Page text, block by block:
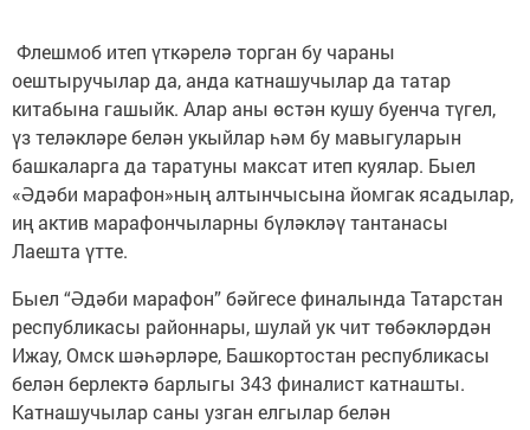
Флешмоб итеп үткәрелә торган бу чараны
оештыручылар да, анда катнашучылар да татар
китабына гашыйк. Алар аны өстән кушу буенча түгел,
үз теләкләре белән укыйлар һәм бу мавыгуларын
башкаларга да таратуны максат итеп куялар. Быел
«Әдәби марафон»ның алтынчысына йомгак ясадылар,
иң актив марафончыларны бүләкләү тантанасы
Лаешта үтте.
Быел “Әдәби марафон” бәйгесе финалында Татарстан
республикасы районнары, шулай ук чит төбәкләрдән
Ижау, Омск шәһәрләре, Башкортостан республикасы
белән берлектә барлыгы 343 финалист катнашты.
Катнашучылар саны узган елгылар белән